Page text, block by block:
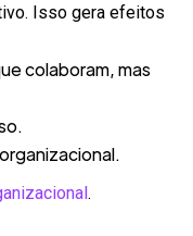
Isso gera efeitos
colaboram, mas
.